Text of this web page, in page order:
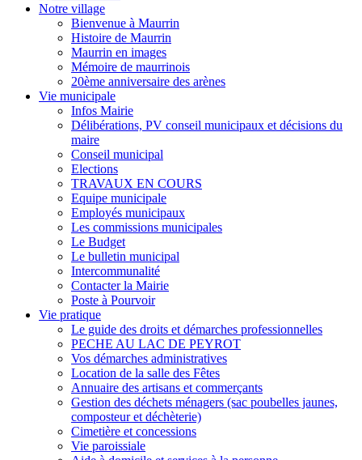
Notre village
Bienvenue à Maurrin
Histoire de Maurrin
Maurrin en images
Mémoire de maurrinois
20ème anniversaire des arènes
Vie municipale
Infos Mairie
Délibérations, PV conseil municipaux et décisions du
maire
Conseil municipal
Elections
TRAVAUX EN COURS
Equipe municipale
Employés municipaux
Les commissions municipales
Le Budget
Le bulletin municipal
Intercommunalité
Contacter la Mairie
Poste à Pourvoir
Vie pratique
Le guide des droits et démarches professionnelles
PECHE AU LAC DE PEYROT
Vos démarches administratives
Location de la salle des Fêtes
Annuaire des artisans et commerçants
Gestion des déchets ménagers (sac poubelles jaunes,
composteur et déchèterie)
Cimetière et concessions
Vie paroissiale